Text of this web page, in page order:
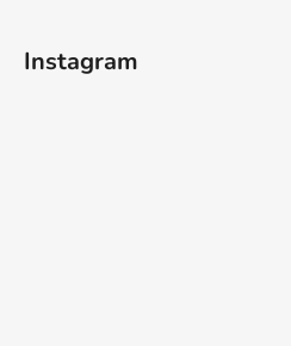
Instagram